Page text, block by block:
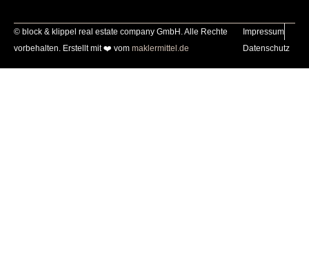
© block & klippel real estate company GmbH. Alle Rechte
vorbehalten. Erstellt mit ❤️ vom maklermittel.de
Impressum
Datenschutz